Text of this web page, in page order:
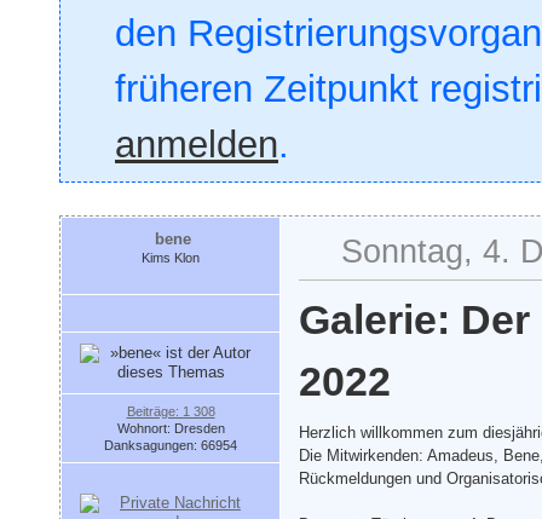
den
früheren Zeitpunkt
anmelden.
bene
Kims Klon
Beiträge: 1 308
Wohnort: Dresden
Danksagungen: 66954
Sonntag, 4.
Galerie:
2022
Herzlich willkommen zum
Die Mitwirkenden: Amadeus,
Rückmeldungen und